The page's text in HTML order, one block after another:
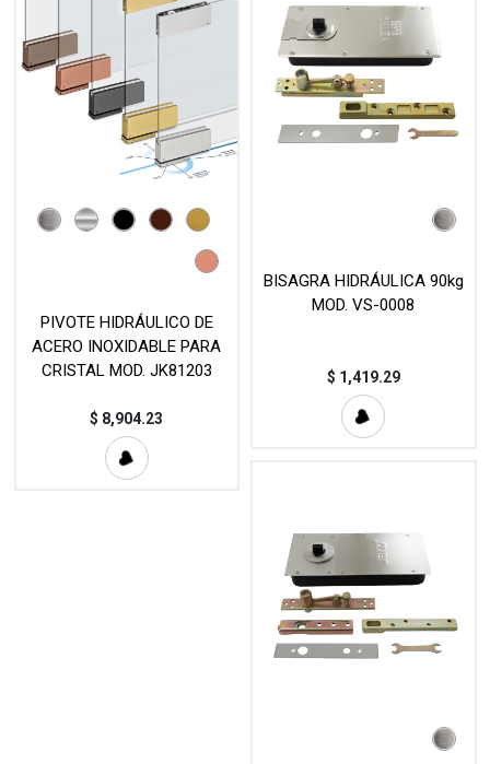
PIVOTE HIDRÁULICO DE
ACERO INOXIDABLE PARA
CRISTAL MOD. JK81203
$ 8,904.23
BISAGRA HIDRÁULICA 90kg
MOD. VS-0008
$ 1,419.29